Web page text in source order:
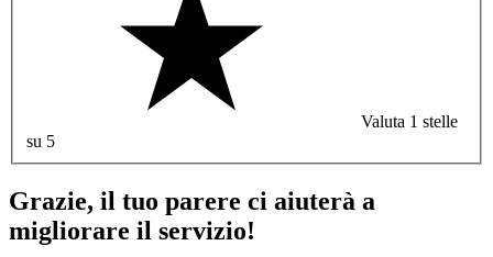
Valuta 1 stelle
su 5
Grazie, il tuo parere ci aiuterà a
migliorare il servizio!